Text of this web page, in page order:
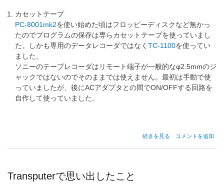
カセットテープ
PC-8001mk2を使い始めた頃はフロッピーディスクなど無かっ
たのでプログラムの保存は専らカセットテープを使っていまし
た。しかも専用のデータレコーダではなく TC-1100を使ってい
ました。
ソニーのテープレコーダはリモート端子が一般的なφ2.5mmのジ
ャックではないのでそのままでは使えません。最初は手動で使
っていましたが、後にACアダプタとの間でON/OFFする回路を
自作して使っていました。
私
続きを見る コメントを追加
Transputerで思い出したこと